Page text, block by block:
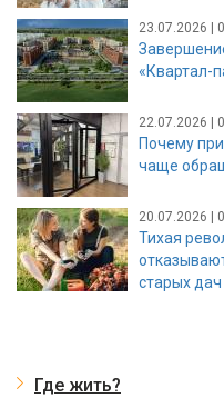
23.07.2026 |
«Квартал-
22.07.2026 |
Почему
чаще
20.07.2026 |
Тихая
старых дач
Где жить?